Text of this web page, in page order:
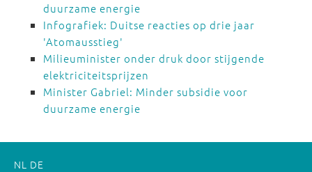
duurzame energie
Infografiek: Duitse reacties op drie jaar
'Atomausstieg'
Milieuminister onder druk door stijgende
elektriciteitsprijzen
Minister Gabriel: Minder subsidie voor
duurzame energie
NL DE